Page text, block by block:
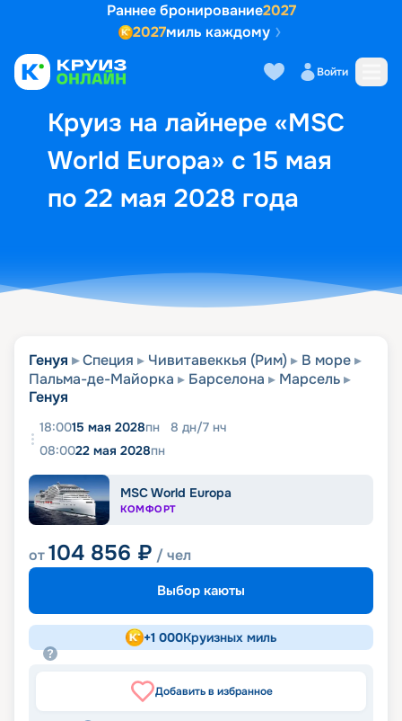
Раннее бронирование2027
2027миль каждому
Войти
Круиз на лайнере «MSC
World Europa» с 15 мая
по 22 мая 2028 года
Выбор кают Маршрут и
Генуя Специя Чивитавеккья (Рим)
В море
Пальма-де-Майорка
Барселона
Марсель
Генуя
18:0015 мая 2028пн 8 дн/7 нч
08:0022 мая 2028пн
MSC World Europa
КОМФОРТ
от104 856 ₽ / чел
Выбор каюты
+1 000Круизных миль
Добавить в избранное